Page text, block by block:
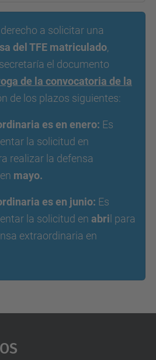
a solicitar una
del TFE matriculado,
el documento
de la convocatoria de la
de los plazos siguientes:
es en enero: Es
la solicitud en
realizar la defensa
mayo.
es en junio: Es
la solicitud en abri l para
extraordinaria en